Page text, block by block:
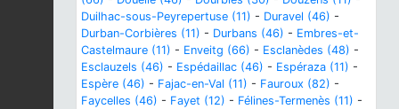
Duilhac-sous-Peyrepertuse (11) - Duravel (46) -
Durban-Corbières (11) - Durbans (46) - Embres-et-
Castelmaure (11) - Enveitg (66) - Esclanèdes (48) -
Esclauzels (46) - Espédaillac (46) - Espéraza (11) -
Espère (46) - Fajac-en-Val (11) - Fauroux (82) -
Faycelles (46) - Fayet (12) - Félines-Termenès (11) -